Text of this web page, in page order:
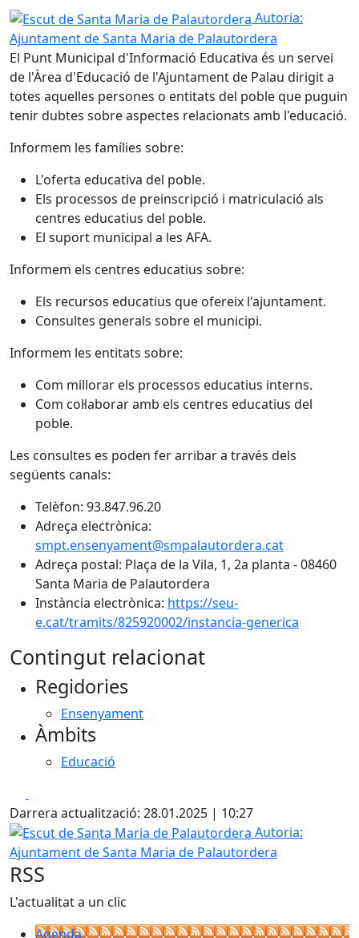
Escut de Santa Maria de Palautordera
Autoria:
Ajuntament de Santa Maria de Palautordera
El Punt Municipal d'Informació Educativa és un servei
de l'Àrea d'Educació de l'Ajuntament de Palau dirigit a
totes aquelles persones o entitats del poble que puguin
tenir dubtes sobre aspectes relacionats amb l'educació.
Informem les famílies sobre:
L'oferta educativa del poble.
Els processos de preinscripció i matriculació als
centres educatius del poble.
El suport municipal a les AFA.
Informem els centres educatius sobre:
Els recursos educatius que ofereix l'ajuntament.
Consultes generals sobre el municipi.
Informem les entitats sobre:
Com millorar els processos educatius interns.
Com col·laborar amb els centres educatius del
poble.
Les consultes es poden fer arribar a través dels
següents canals:
Telèfon: 93.847.96.20
Adreça electrònica:
smpt.ensenyament@smpalautordera.cat
Adreça postal: Plaça de la Vila, 1, 2a planta - 08460
Santa Maria de Palautordera
Instància electrònica: https://seu-
e.cat/tramits/825920002/instancia-generica
Contingut relacionat
Regidories
Ensenyament
Àmbits
Educació
Darrera actualització: 28.01.2025 | 10:27
Escut de Santa Maria de Palautordera
Autoria:
Ajuntament de Santa Maria de Palautordera
RSS
L'actualitat a un clic
Agenda